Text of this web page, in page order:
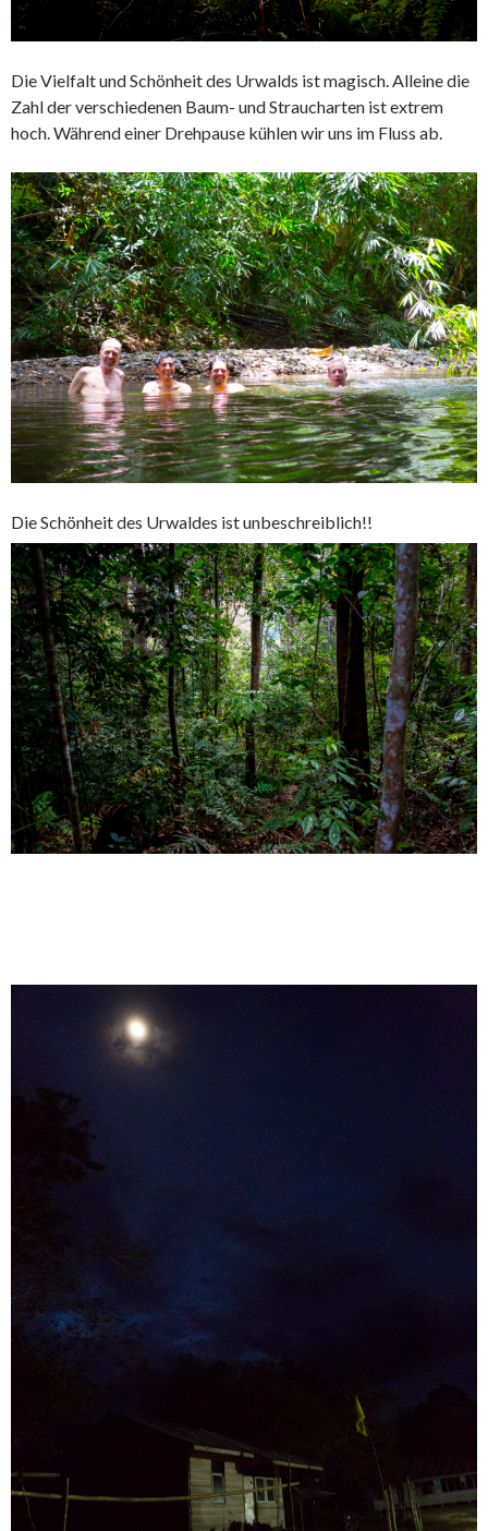
Die Vielfalt und Schönheit des Urwalds ist magisch. Alleine die
Zahl der verschiedenen Baum- und Straucharten ist extrem
hoch. Während einer Drehpause kühlen wir uns im Fluss ab.
Die Schönheit des Urwaldes ist unbeschreiblich!!